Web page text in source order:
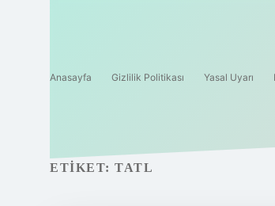
Anasayfa Gizlilik Politikası Yasal Uyarı
ETIKET: TATL